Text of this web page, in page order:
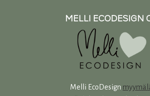
MELLI ECODESIGN
Melli EcoDesign